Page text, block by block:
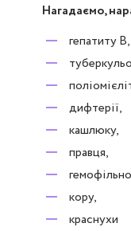
Нагадаємо,
гепатиту В,
дифтерії,
кашлюку,
правця,
кору,
краснухи